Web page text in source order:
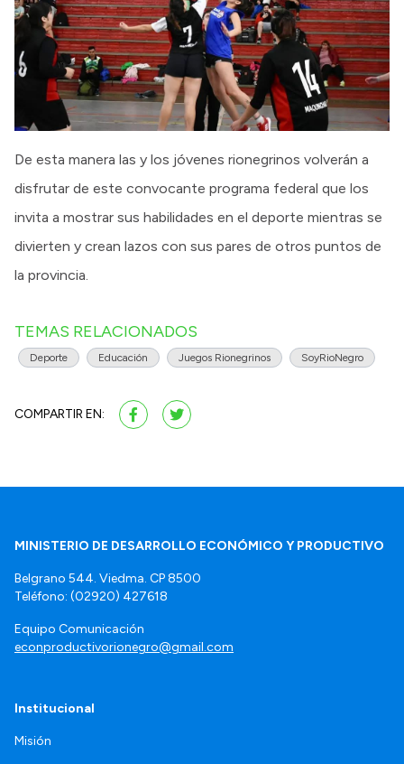
De esta manera las y los jóvenes rionegrinos volverán a
disfrutar de este convocante programa federal que los
invita a mostrar sus habilidades en el deporte mientras se
divierten y crean lazos con sus pares de otros puntos de
la provincia.
TEMAS RELACIONADOS
Deporte Educación Juegos Rionegrinos SoyRioNegro
COMPARTIR EN:
MINISTERIO DE DESARROLLO ECONÓMICO Y PRODUCTIVO
Belgrano 544. Viedma. CP 8500
Teléfono: (02920) 427618
Equipo Comunicación
econproductivorionegro@gmail.com
Institucional
Misión